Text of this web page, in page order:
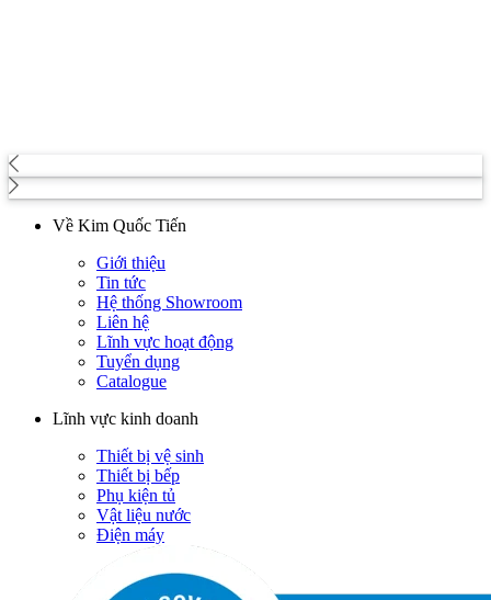
Về Kim Quốc Tiến
Giới thiệu
Tin tức
Hệ thống Showroom
Liên hệ
Lĩnh vực hoạt động
Tuyển dụng
Catalogue
Lĩnh vực kinh doanh
Thiết bị vệ sinh
Thiết bị bếp
Phụ kiện tủ
Vật liệu nước
Điện máy